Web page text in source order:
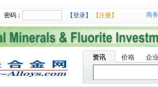
密码： 【登录】 【注册】 商
资讯 价格 企